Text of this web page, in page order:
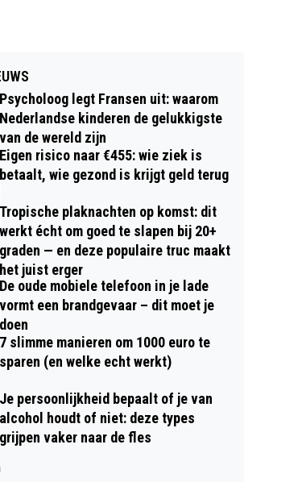
Psycholoog legt Fransen uit: waarom
Nederlandse kinderen de gelukkigste
van de wereld zijn
Eigen risico naar €455: wie ziek is
betaalt, wie gezond is krijgt geld terug
Tropische plaknachten op komst: dit
werkt écht om goed te slapen bij 20+
graden — en deze populaire truc maakt
het juist erger
De oude mobiele telefoon in je lade
vormt een brandgevaar – dit moet je
doen
7 slimme manieren om 1000 euro te
sparen (en welke echt werkt)
Je persoonlijkheid bepaalt of je van
alcohol houdt of niet: deze types
grijpen vaker naar de fles